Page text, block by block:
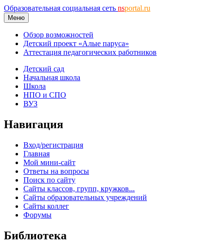
Образовательная социальная сеть nsportal.ru
Меню
Обзор возможностей
Детский проект «Алые паруса»
Аттестация педагогических работников
Детский сад
Начальная школа
Школа
НПО и СПО
ВУЗ
Навигация
Вход/регистрация
Главная
Мой мини-сайт
Ответы на вопросы
Поиск по сайту
Сайты классов, групп, кружков...
Сайты образовательных учреждений
Сайты коллег
Форумы
Библиотека